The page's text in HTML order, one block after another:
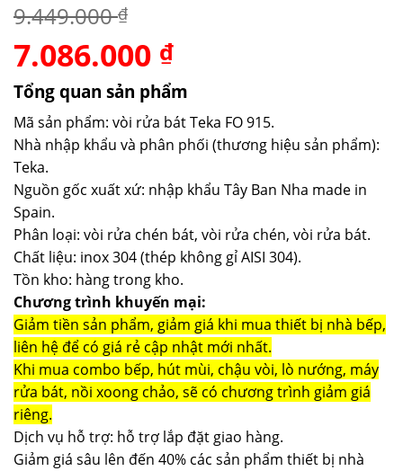
9.449.000₫
Giá
gốc
là:
9.449.000 ₫.
7.086.000 ₫Giá
tại
là:
7.086.000 ₫.
Tổng quan sản phẩm
Mã sản phẩm: vòi rửa bát Teka FO 915.
Nhà nhập khẩu và phân phối (thương hiệu sản phẩm):
Teka.
Nguồn gốc xuất xứ: nhập khẩu Tây Ban Nha made in
Spain.
Phân loại: vòi rửa chén bát, vòi rửa chén, vòi rửa bát.
Chất liệu: inox 304 (thép không gỉ AISI 304).
Tồn kho: hàng trong kho.
Chương trình khuyến mại:
Giảm tiền sản phẩm, giảm giá khi mua thiết bị nhà bếp,
liên hệ để có giá rẻ cập nhật mới nhất.
Khi mua combo bếp, hút mùi, chậu vòi, lò nướng, máy
rửa bát, nồi xoong chảo, sẽ có chương trình giảm giá
riêng.
Dịch vụ hỗ trợ: hỗ trợ lắp đặt giao hàng.
Giảm giá sâu lên đến 40% các sản phẩm thiết bị nhà